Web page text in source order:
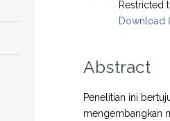
Restricted
Download
Abstract
Penelitian ini
mengembangkan